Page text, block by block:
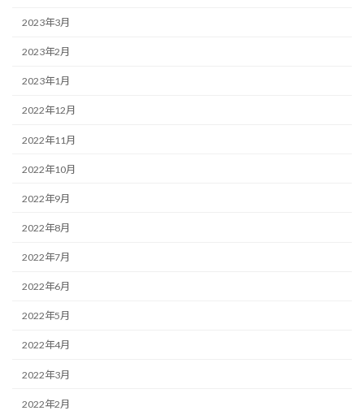
2023年3月
2023年2月
2023年1月
2022年12月
2022年11月
2022年10月
2022年9月
2022年8月
2022年7月
2022年6月
2022年5月
2022年4月
2022年3月
2022年2月